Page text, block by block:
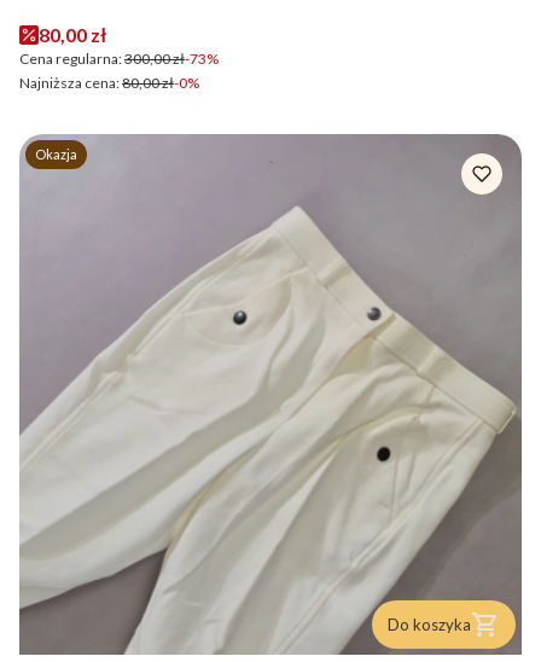
Cena promocyjna
80,00 zł
Cena regularna:300,00 zł-73%
Najniższa cena:80,00 zł-0%
Okazja
Do koszyka